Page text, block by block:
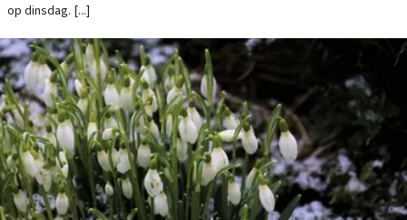
op dinsdag. [...]